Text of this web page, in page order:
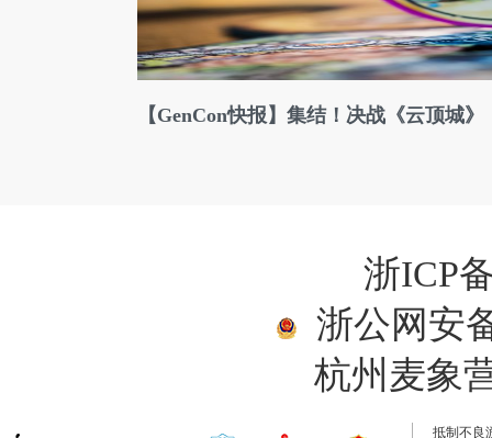
【GenCon快报】集结！决战《云顶城》
浙ICP
浙公网安
杭州麦象
抵制不良